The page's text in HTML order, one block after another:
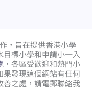
，旨在提供香港小學
目標小學和申請小一入
，各區受歡迎和熱門小
果發現這個網站有任何
善之處，請電郵聯絡我